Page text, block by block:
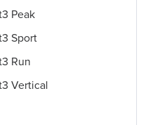
Peak
Sport
Run
Vertical